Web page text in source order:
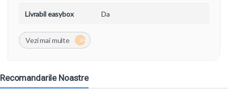
Livrabil easybox Da
Recomandarile Noastre